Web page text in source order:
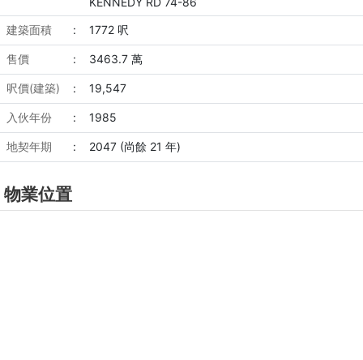
建築面積
: 1772 呎
售價 : 3463.7 萬
呎價(建築) : 19,547
入伙年份 : 1985
地契年期 : 2047 (尚餘 21 年)
物業位置